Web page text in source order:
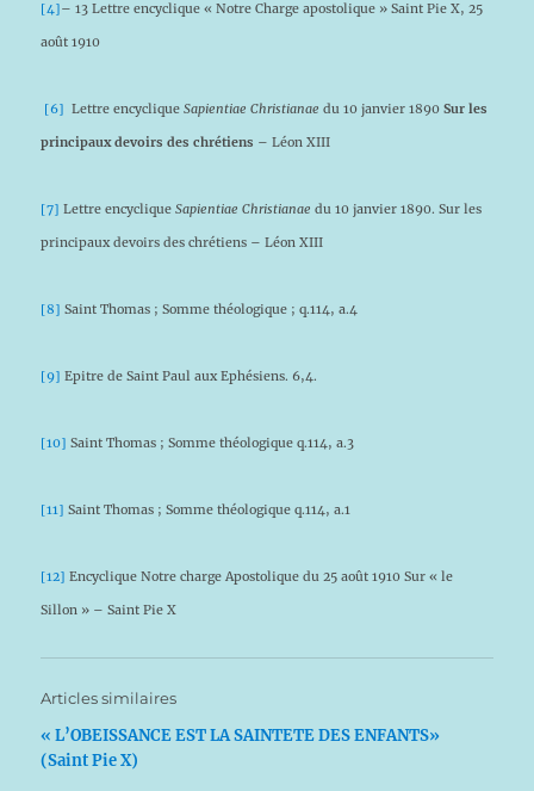
[4]– 13 Lettre encyclique « Notre Charge apostolique » Saint Pie X, 25
août 1910
[6] Lettre encycliqueSapientiae Christianae du 10 janvier 1890Sur les
principaux devoirs des chrétiens – Léon XIII
[7] Lettre encycliqueSapientiae Christianae du 10 janvier 1890. Sur les
principaux devoirs des chrétiens – Léon XIII
[8] Saint Thomas ; Somme théologique ; q.114, a.4
[9] Epitre de Saint Paul aux Ephésiens. 6,4.
[10] Saint Thomas ; Somme théologique q.114, a.3
[11] Saint Thomas ; Somme théologique q.114, a.1
[12] Encyclique Notre charge Apostolique du 25 août 1910 Sur « le
Sillon » – Saint Pie X
Articles similaires
« L’OBEISSANCE EST LA SAINTETE DES ENFANTS»
(Saint Pie X)